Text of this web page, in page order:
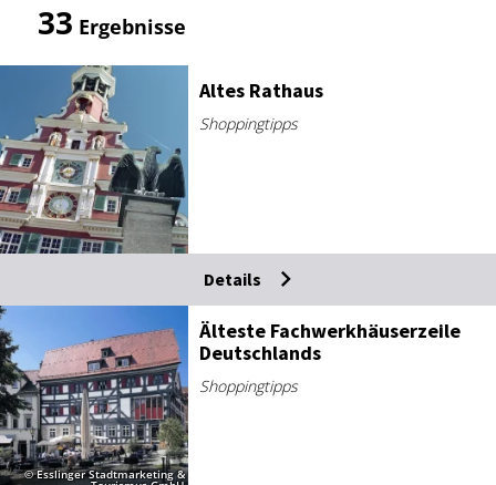
33 Ergebnisse
Al­tes Rat­haus
Shoppingtipps
Details
© Esslinger Stadtmarketing &
Äl­tes­te Fach­werk­häu­ser­zei­le
Deutsch­lands
Shoppingtipps